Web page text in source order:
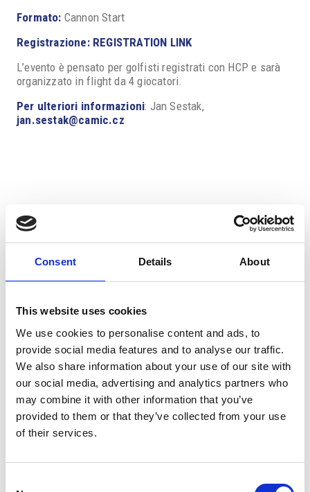
Consent Details About
This website uses cookies
We use cookies to personalise content and ads, to
provide social media features and to analyse our traffic.
We also share information about your use of our site with
our social media, advertising and analytics partners who
may combine it with other information that you’ve
provided to them or that they’ve collected from your use
of their services.
Formato: Cannon Start
Registrazione: REGISTRATION LINK
L’evento è pensato per golfisti registrati con HCP e sarà
organizzato in flight da 4 giocatori.
Per ulteriori informazioni: Jan Sestak,
jan.sestak@camic.cz